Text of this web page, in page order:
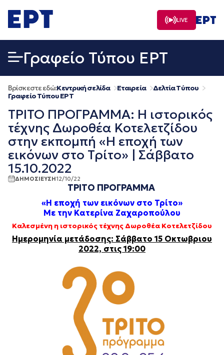
σε
περιεχόμενο
LIVE
Γραφείο Τύπου ΕΡΤ
Βρίσκεστε εδώ:Κεντρική σελίδα Εταιρεία
Δελτία Τύπου
Γραφείο Τύπου ΕΡΤ
ΤΡΙΤΟ ΠΡΟΓΡΑΜΜΑ: Η ιστορικός
τέχνης Δωροθέα Κοτελετζίδου
στην εκπομπή «Η εποχή των
εικόνων στο Τρίτο» | Σάββατο
15.10.2022
ΔΗΜΟΣΙΕΥΣΗ12/10/22
ΤΡΙΤΟ ΠΡΟΓΡΑΜΜΑ
«Η εποχή των εικόνων στο Τρίτο»
Με την Κατερίνα Ζαχαροπούλου
Καλεσμένη η ιστορικός τέχνης Δωροθέα Κοτελετζίδου
Ημερομηνία μετάδοσης: Σάββατο 15 Οκτωβριου
2022, στις 19:00